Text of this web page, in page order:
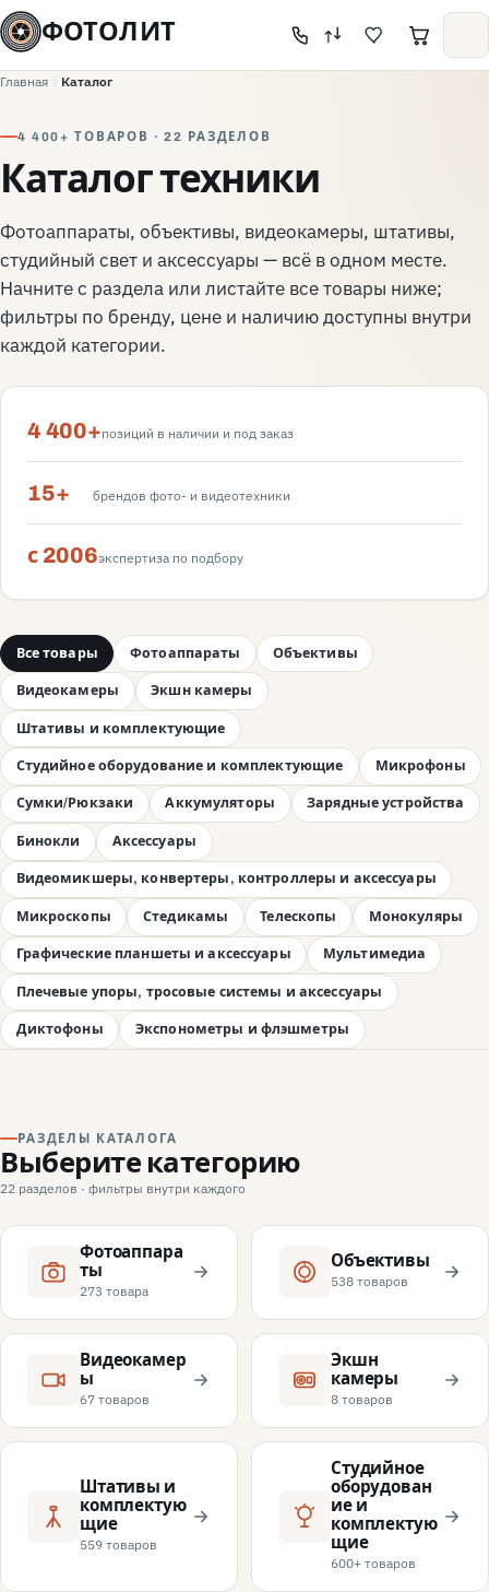
ФОТОЛИТ
Главная Каталог
4 400+ ТОВАРОВ · 22 РАЗДЕЛОВ
Каталог техники
Фотоаппараты, объективы, видеокамеры, штативы,
студийный свет и аксессуары — всё в одном месте.
Начните с раздела или листайте все товары ниже;
фильтры по бренду, цене и наличию доступны внутри
каждой категории.
4 400+позиций в наличии и под заказ
15+ брендов фото- и видеотехники
с 2006экспертиза по подбору
Все товары Фотоаппараты Объективы
Видеокамеры Экшн камеры
Штативы и комплектующие
Студийное оборудование и комплектующие Микрофоны
Сумки/Рюкзаки Аккумуляторы Зарядные устройства
Бинокли Аксессуары
Видеомикшеры, конвертеры, контроллеры и аксессуары
Микроскопы Стедикамы Телескопы Монокуляры
Графические планшеты и аксессуары Мультимедиа
Плечевые упоры, тросовые системы и аксессуары
Диктофоны Экспонометры и флэшметры
РАЗДЕЛЫ КАТАЛОГА
Выберите категорию
22 разделов · фильтры внутри каждого
Фотоаппара
ты
273 товара
Объективы
538 товаров
Видеокамер
ы
67 товаров
Экшн
камеры
8 товаров
Штативы и
комплектую
щие
559 товаров
Студийное
оборудован
ие и
комплектую
щие
600+ товаров